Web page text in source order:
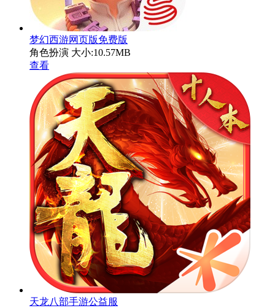
梦幻西游网页版免费版
角色扮演 大小:10.57MB
查看
天龙八部手游公益服